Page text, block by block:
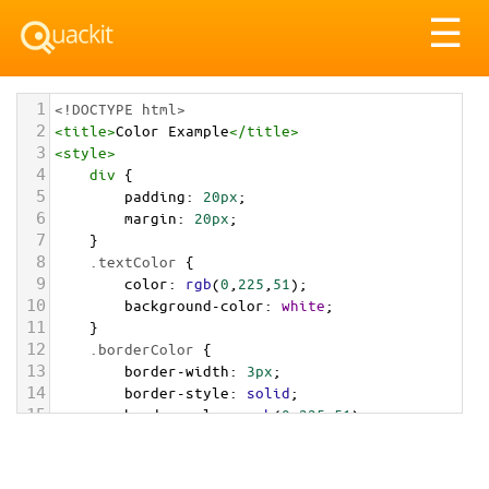
☰
1 <!DOCTYPE html>
2 <title>Color Example</title>
3 <style>
4 div {
5 padding: 20px;
6 margin: 20px;
7 }
8 .textColor {
9 color: rgb(0 225 51 );
10 background-color: white;
11 }
12 .borderColor {
13 border-width: 3px;
14 border-style: solid;
15 border-color: rgb(0,225,51);